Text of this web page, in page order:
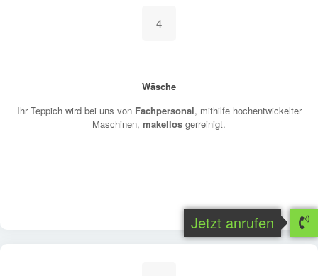
4
Wäsche
Ihr Teppich wird bei uns von Fachpersonal, mithilfe hochentwickelter
Maschinen, makellos gerreinigt.
Jetzt anrufen